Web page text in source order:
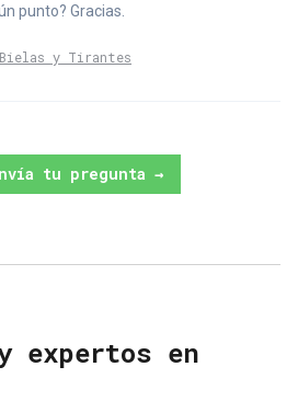
punto? Gracias.
Bielas y Tirantes
tu pregunta →
expertos en